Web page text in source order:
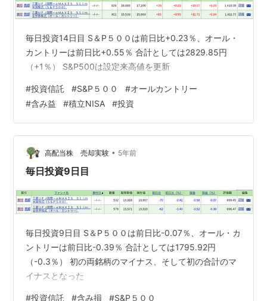
毎日投資14日目 S＆P５００は前日比+0.23％、オール・
カントリーは前日比+0.55％ 合計としては2829.85円
（+1％） S&P500は設定来高値を更新
#投資信託 #S&P５００ #オールカントリー
#含み益 #積立NISA #投資
高配当株 売却実験 • 5年前
毎日投資9日目
毎日投資9日目 S＆P５００は前日比-0.07％、オール・カ
ントリーは前日比-0.39％ 合計としては1795.92円
（-0.3％） 初の両銘柄のマイナス、そして初の合計のマ
イナスとなった
#投資信託 #含み損 #S&P５００